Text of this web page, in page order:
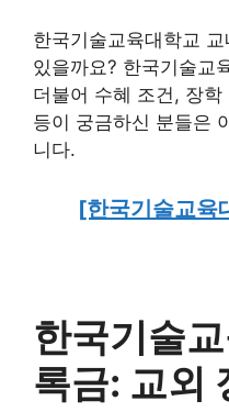
한국기술교육대학교
있을까요? 한국기술교
더불어 수혜 조건, 장
등이 궁금하신 분들은
니다.
[한국기술교육
한국기술
록금: 교외